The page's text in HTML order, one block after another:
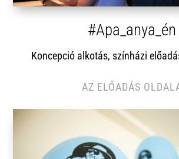
#Apa_anya_én
Koncepció alkotás, színházi
AZ ELŐADÁS